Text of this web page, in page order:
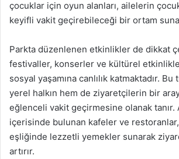
çocuklar için oyun alanları, ailelerin
keyifli vakit geçirebileceği bir ortam
Parkta düzenlenen etkinlikler de dikkat
festivaller, konserler ve kültürel
sosyal yaşamına canlılık katmaktadır.
yerel halkın hem de ziyaretçilerin bir
eğlenceli vakit geçirmesine olanak tanır.
içerisinde bulunan kafeler ve restoranlar,
eşliğinde lezzetli yemekler sunarak
artırır.